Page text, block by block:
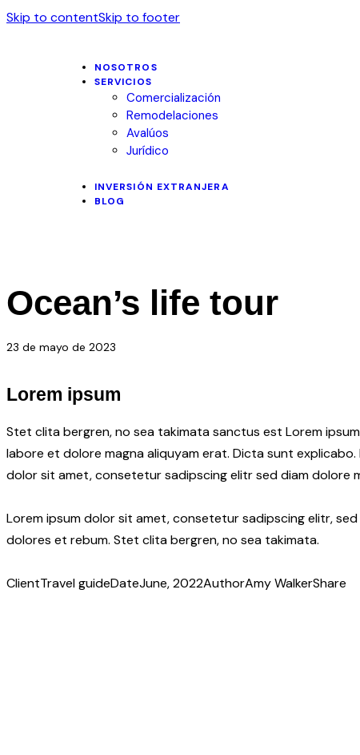
Skip to contentSkip to footer
NOSOTROS
SERVICIOS
Comercialización
Remodelaciones
Avalúos
Jurídico
INVERSIÓN EXTRANJERA
BLOG
Ocean’s life tour
23 de mayo de 2023
Lorem ipsum
Stet clita bergren, no sea takimata sanctus est Lorem
labore et dolore magna aliquyam erat. Dicta sunt
dolor sit amet, consetetur sadipscing elitr sed diam dolore
Lorem ipsum dolor sit amet, consetetur sadipscing elitr,
dolores et rebum. Stet clita bergren, no sea takimata.
ClientTravel guideDateJune, 2022AuthorAmy WalkerShare